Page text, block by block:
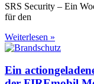
SRS Security – Ein
für den
Weiterlesen »
Ein